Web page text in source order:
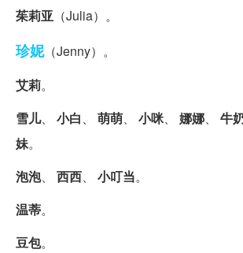
茱莉亚 （Julia）。
珍妮（Jenny）。
艾莉。
雪儿、 小白、 萌萌、 小咪、 娜娜、 牛
妹。
泡泡、 西西、 小叮当。
温蒂。
豆包。